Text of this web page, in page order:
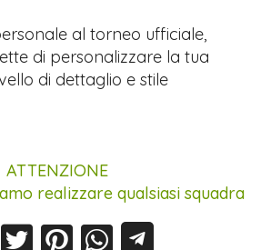
al torneo ufficiale,
di personalizzare la tua
di dettaglio e stile
ATTENZIONE
realizzare qualsiasi squadra